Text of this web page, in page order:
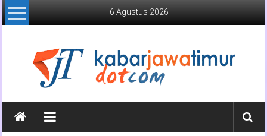
Lompat
ke
6 Agustus 2026
Kabar
Jawa